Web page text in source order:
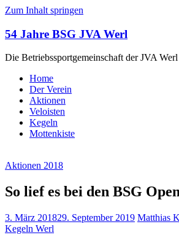
Zum Inhalt springen
54 Jahre BSG JVA Werl
Die Betriebssportgemeinschaft der JVA
Home
Der Verein
Aktionen
Veloisten
Kegeln
Mottenkiste
Aktionen 2018
So lief es bei den BSG
3. März 201829. September 2019 Matthias
Kegeln Werl